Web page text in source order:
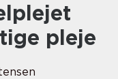
pleje